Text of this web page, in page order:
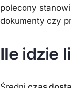
polecony
dokumenty czy
Ile idzie